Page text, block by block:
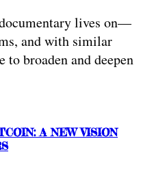
lives on—
and with similar
broaden and deepen
A NEW VISION